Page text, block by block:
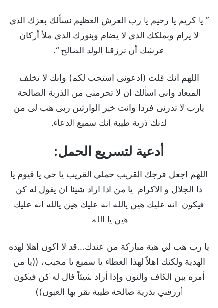
‏” يا كريم يا رحيم يا رب العرش العظيم نسألك بعزك الذي
لا يرام وبملكك الذي لا ‏يضام وبنورك الذي ملأ أركان
عرشك أن ترزقنا الولد الصالح “.
اللهم انك قلت (ادعونى استجب لكم) وانك لا تخلف
الميعاد وانى اسألك ان لا تحرمنى من الذرية الصالحة
يارب لا تذرنى فردا وانت خير الوارثين ربى هب لى من
لدنك ذرية طيبة انك سميع الدعاء.
أدعية لتسريع الحمل:
اللهم اجعل فرجك القريب حملي القريب يا حي يا قيوم يا
ذا الجلال و الاكرام يا من اذا اراد شيئا ان يقول له كن
فيكون انه عليك هين يالله انه عليك هين يالله انه عليك
هين يا الله.
يا رب هب لي هبة مباركة من عندك…قد لا اكون اهلا لهذه
الهدية ولكنك اهلاً لهذا ‏العطاء يا سميع يا مجيب، ((يا من
أمره بين الكاف والنون وإذا أراد شيئاً قال له كن فيكون
أرزقني بذرية ‏صالحة طيبة تقر بها العيون))